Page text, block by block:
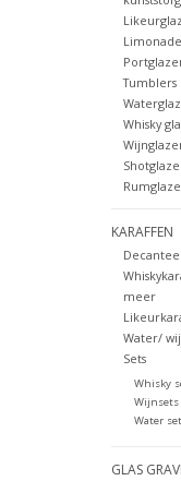
Tumblers
Whisky
KARAFFEN
meer
Water/
Sets
Whisky
Wijnsets
Water set
GLAS